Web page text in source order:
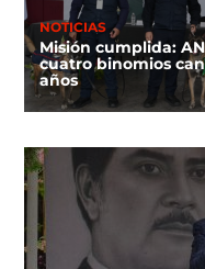
NOTICIAS
Misión cumplida:
cuatro binomios
años